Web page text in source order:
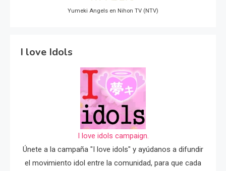
Yumeki Angels en Nihon TV (NTV)
I love Idols
I love idols campaign.
Únete a la campaña "I love idols" y ayúdanos a difundir
el movimiento idol entre la comunidad, para que cada